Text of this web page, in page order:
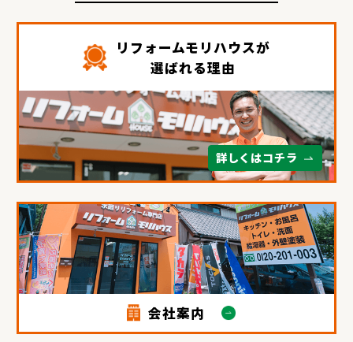
リフォームモリハウスが
選ばれる理由
詳しくはコチラ
会社案内